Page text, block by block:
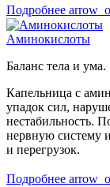
Подробнее
Аминокислоты
Баланс тела и ума.
Капельница с
упадок сил,
нестабильность.
нервную систему
и перегрузок.
Подробнее